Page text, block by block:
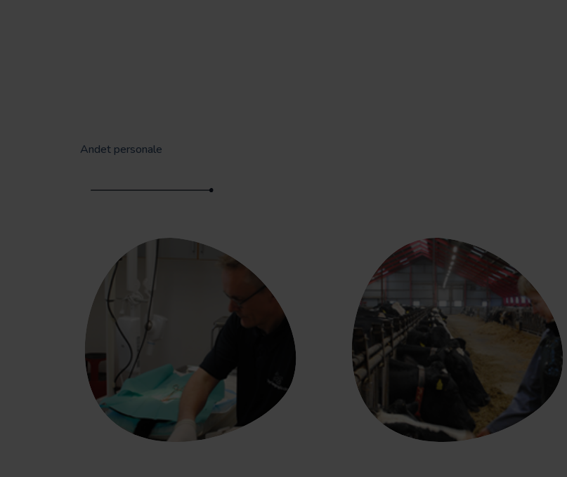
Andet personale